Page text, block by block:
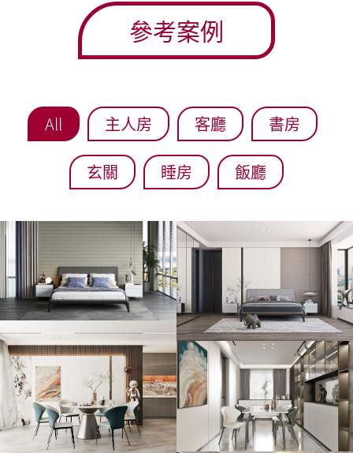
參考案例
All 主人房 客廳 書房
玄關 睡房 飯廳